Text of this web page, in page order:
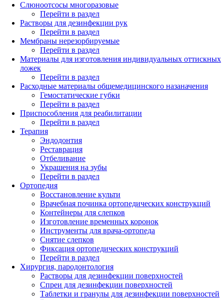
Слюноотсосы многоразовые
Перейти в раздел
Растворы для дезинфекции рук
Перейти в раздел
Мембраны нерезорбируемые
Перейти в раздел
Материалы для изготовления индивидуальных оттискных
ложек
Перейти в раздел
Расходные материалы общемедицинского назаначения
Гемостатические губки
Перейти в раздел
Приспособления для реабилитации
Перейти в раздел
Терапия
Эндодонтия
Реставрация
Отбеливание
Украшения на зубы
Перейти в раздел
Ортопедия
Восстановление культи
Врачебная починка ортопедических конструкций
Контейнеры для слепков
Изготовление временных коронок
Инструменты для врача-ортопеда
Снятие слепков
Фиксация ортопедических конструкций
Перейти в раздел
Хирургия, пародонтология
Растворы для дезинфекции поверхностей
Спреи для дезинфекции поверхностей
Таблетки и гранулы для дезинфекции поверхностей